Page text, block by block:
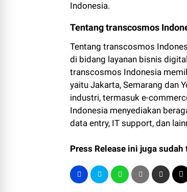
Indonesia.
Tentang transcosmos
Tentang transcosmos
di bidang layanan bisnis
transcosmos Indonesia
yaitu Jakarta, Semarang dan
industri, termasuk e-
Indonesia menyediakan
data entry, IT support, dan
Press Release ini juga sudah